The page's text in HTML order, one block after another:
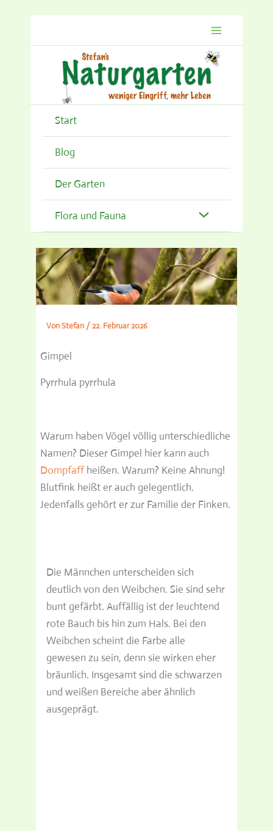
Start
Blog
Der Garten
Flora und Fauna
VonStefan /22. Februar 2026
Gimpel
Pyrrhula pyrrhula
Warum haben Vögel völlig unterschiedliche
Namen? Dieser Gimpel hier kann auch
Dompfaffheißen. Warum? Keine Ahnung!
Blutfink heißt er auch gelegentlich.
Jedenfalls gehört er zur Familie der Finken.
Die Männchen unterscheiden sich
deutlich von den Weibchen. Sie sind sehr
bunt gefärbt. Auffällig ist der leuchtend
rote Bauch bis hin zum Hals. Bei den
Weibchen scheint die Farbe alle
gewesen zu sein, denn sie wirken eher
bräunlich. Insgesamt sind die schwarzen
und weißen Bereiche aber ähnlich
ausgeprägt.